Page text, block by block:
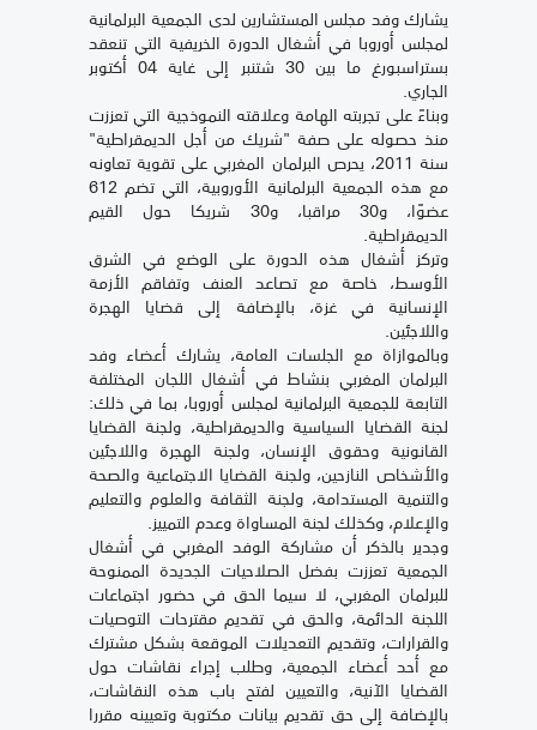
يشارك وفد مجلس المستشارين لدى الجمعية البرلمانية
لمجلس أوروبا في أشغال الدورة الخريفية التي تنعقد
بستراسبورغ ما بين 30 شتنبر إلى غاية 04 أكتوبر
الجاري.
وبناءً على تجربته الهامة وعلاقته النموذجية التي تعززت
منذ حصوله على صفة "شريك من أجل الديمقراطية"
سنة 2011، يحرص البرلمان المغربي على تقوية تعاونه
مع هذه الجمعية البرلمانية الأوروبية، التي تضم 612
عضوًا، و30 مراقبا، و30 شريكا حول القيم
الديمقراطية.
وتركز أشغال هذه الدورة على الوضع في الشرق
الأوسط، خاصة مع تصاعد العنف وتفاقم الأزمة
الإنسانية في غزة، بالإضافة إلى قضايا الهجرة
واللاجئين.
وبالموازاة مع الجلسات العامة، يشارك أعضاء وفد
البرلمان المغربي بنشاط في أشغال اللجان المختلفة
التابعة للجمعية البرلمانية لمجلس أوروبا، بما في ذلك:
لجنة القضايا السياسية والديمقراطية، ولجنة القضايا
القانونية وحقوق الإنسان، ولجنة الهجرة واللاجئين
والأشخاص النازحين، ولجنة القضايا الاجتماعية والصحة
والتنمية المستدامة، ولجنة الثقافة والعلوم والتعليم
والإعلام، وكذلك لجنة المساواة وعدم التمييز.
وجدير بالذكر أن مشاركة الوفد المغربي في أشغال
الجمعية تعززت بفضل الصلاحيات الجديدة الممنوحة
للبرلمان المغربي، لا سيما الحق في حضور اجتماعات
اللجنة الدائمة، والحق في تقديم مقترحات التوصيات
والقرارات، وتقديم التعديلات الموقعة بشكل مشترك
مع أحد أعضاء الجمعية، وطلب إجراء نقاشات حول
القضايا الآنية، والتعيين لفتح باب هذه النقاشات،
بالإضافة إلى حق تقديم بيانات مكتوبة وتعيينه مقررا